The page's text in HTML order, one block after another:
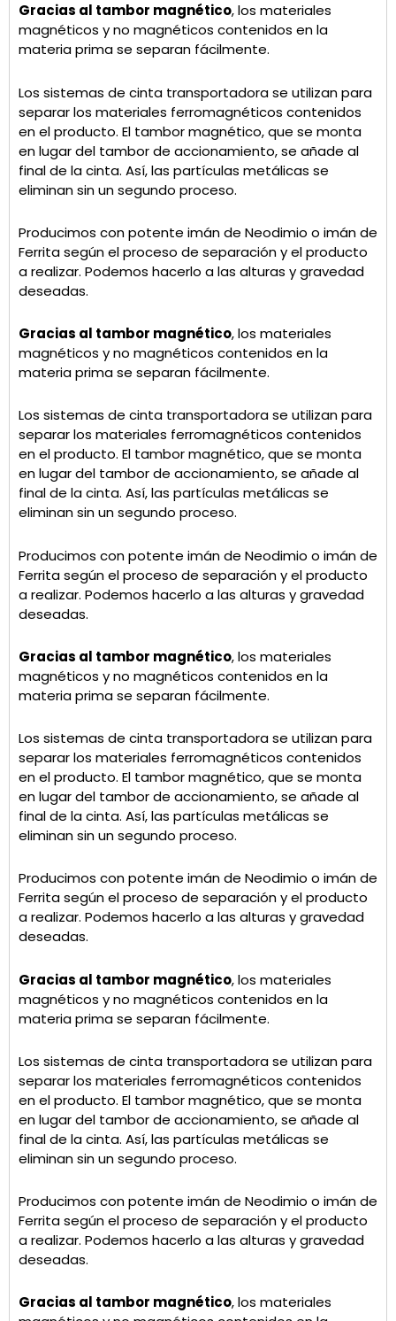
Gracias al tambor magnético, los materiales
magnéticos y no magnéticos contenidos en la
materia prima se separan fácilmente.
Los sistemas de cinta transportadora se utilizan para
separar los materiales ferromagnéticos contenidos
en el producto. El tambor magnético, que se monta
en lugar del tambor de accionamiento, se añade al
final de la cinta. Así, las partículas metálicas se
eliminan sin un segundo proceso.
Producimos con potente imán de Neodimio o imán de
Ferrita según el proceso de separación y el producto
a realizar. Podemos hacerlo a las alturas y gravedad
deseadas.
Gracias al tambor magnético, los materiales
magnéticos y no magnéticos contenidos en la
materia prima se separan fácilmente.
Los sistemas de cinta transportadora se utilizan para
separar los materiales ferromagnéticos contenidos
en el producto. El tambor magnético, que se monta
en lugar del tambor de accionamiento, se añade al
final de la cinta. Así, las partículas metálicas se
eliminan sin un segundo proceso.
Producimos con potente imán de Neodimio o imán de
Ferrita según el proceso de separación y el producto
a realizar. Podemos hacerlo a las alturas y gravedad
deseadas.
Gracias al tambor magnético, los materiales
magnéticos y no magnéticos contenidos en la
materia prima se separan fácilmente.
Los sistemas de cinta transportadora se utilizan para
separar los materiales ferromagnéticos contenidos
en el producto. El tambor magnético, que se monta
en lugar del tambor de accionamiento, se añade al
final de la cinta. Así, las partículas metálicas se
eliminan sin un segundo proceso.
Producimos con potente imán de Neodimio o imán de
Ferrita según el proceso de separación y el producto
a realizar. Podemos hacerlo a las alturas y gravedad
deseadas.
Gracias al tambor magnético, los materiales
magnéticos y no magnéticos contenidos en la
materia prima se separan fácilmente.
Los sistemas de cinta transportadora se utilizan para
separar los materiales ferromagnéticos contenidos
en el producto. El tambor magnético, que se monta
en lugar del tambor de accionamiento, se añade al
final de la cinta. Así, las partículas metálicas se
eliminan sin un segundo proceso.
Producimos con potente imán de Neodimio o imán de
Ferrita según el proceso de separación y el producto
a realizar. Podemos hacerlo a las alturas y gravedad
deseadas.
Gracias al tambor magnético, los materiales